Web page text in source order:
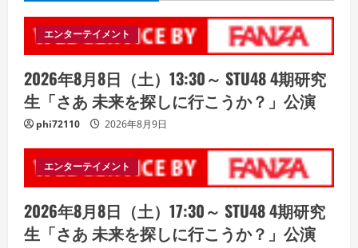
エンターテイメント
2026年8月8日（土）13:30～ STU48 4期研究
生「さあ 未来を探しに行こうか？」公演
phi72110 2026年8月9日
エンターテイメント
2026年8月8日（土）17:30～ STU48 4期研究
生「さあ 未来を探しに行こうか？」公演